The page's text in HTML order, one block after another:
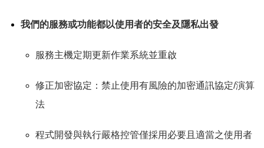
我們的服務或功能都以使用者的安全及隱私出發
服務主機定期更新作業系統並重啟
修正加密協定：禁止使用有風險的加密通訊協定/演算
法
程式開發與執行嚴格控管僅採用必要且適當之使用者